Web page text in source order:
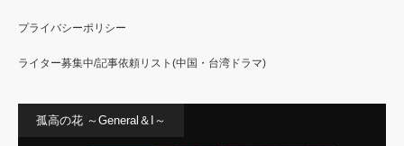
プライバシーポリシー
ライター募集中/記事依頼リスト(中国・台湾ドラマ)
孤高の花 ～General＆I～